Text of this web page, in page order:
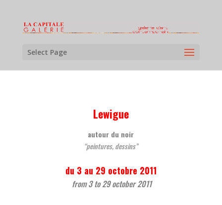
Select Page
Lewigue
autour du noir
“peintures, dessins”
du 3 au 29 octobre 2011
from 3 to 29 october 2011